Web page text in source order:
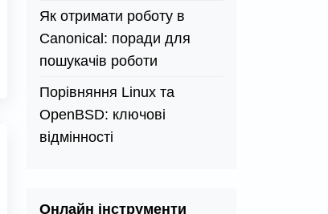
Як отримати роботу в
Canonical: поради для
пошукачів роботи
Порівняння Linux та
OpenBSD: ключові
відмінності
Онлайн інструменти